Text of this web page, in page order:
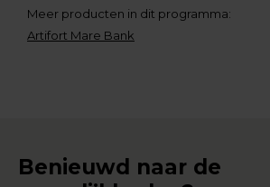
Meer producten in dit programma:
Artifort Mare Bank
Benieuwd naar de